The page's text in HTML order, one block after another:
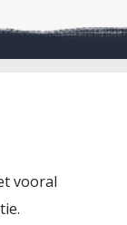
vooral